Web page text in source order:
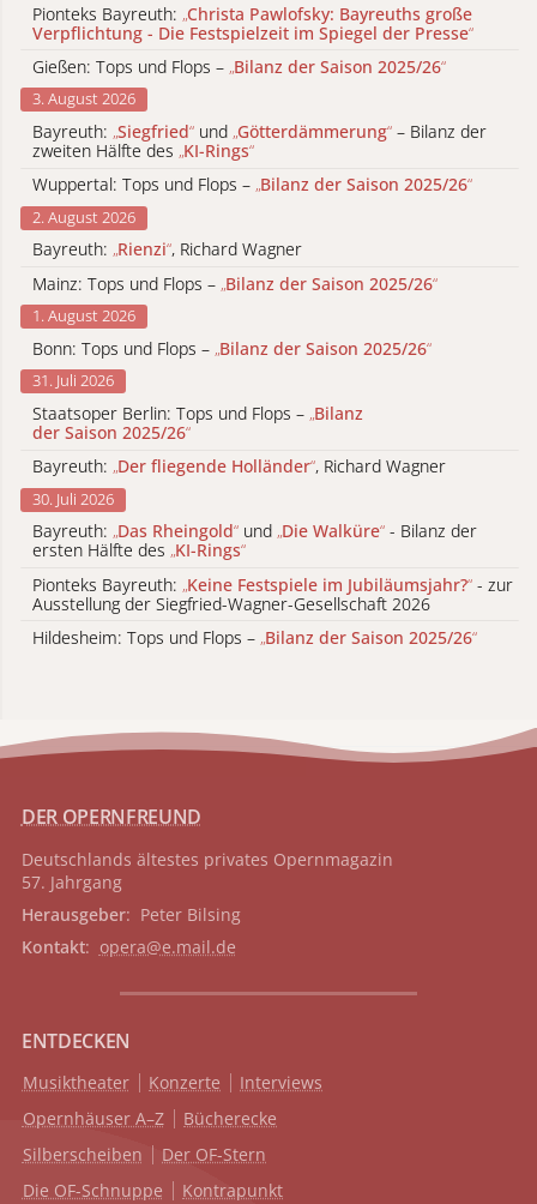
Pionteks Bayreuth: „Christa Pawlofsky: Bayreuths große
Verpflichtung - Die Festspielzeit im Spiegel der Presse“
Gießen: Tops und Flops – „Bilanz der Saison 2025/26“
3. August 2026
Bayreuth: „Siegfried“ und „Götterdämmerung“ – Bilanz der
zweiten Hälfte des „KI-Rings“
Wuppertal: Tops und Flops – „Bilanz der Saison 2025/26“
2. August 2026
Bayreuth: „Rienzi“, Richard Wagner
Mainz: Tops und Flops – „Bilanz der Saison 2025/26“
1. August 2026
Bonn: Tops und Flops – „Bilanz der Saison 2025/26“
31. Juli 2026
Staatsoper Berlin: Tops und Flops – „Bilanz
der Saison 2025/26“
Bayreuth: „Der fliegende Holländer“, Richard Wagner
30. Juli 2026
Bayreuth: „Das Rheingold“ und „Die Walküre“ - Bilanz der
ersten Hälfte des „KI-Rings“
Pionteks Bayreuth: „Keine Festspiele im Jubiläumsjahr?“ - zur
Ausstellung der Siegfried-Wagner-Gesellschaft 2026
Hildesheim: Tops und Flops – „Bilanz der Saison 2025/26“
DER OPERNFREUND
Deutschlands ältestes privates Opernmagazin
57. Jahrgang
Herausgeber: Peter Bilsing
Kontakt: opera@e.mail.de
ENTDECKEN
Musiktheater Konzerte
Interviews
Opernhäuser A–Z
Bücherecke
Silberscheiben
Der OF-Stern
Die OF-Schnuppe
Kontrapunkt